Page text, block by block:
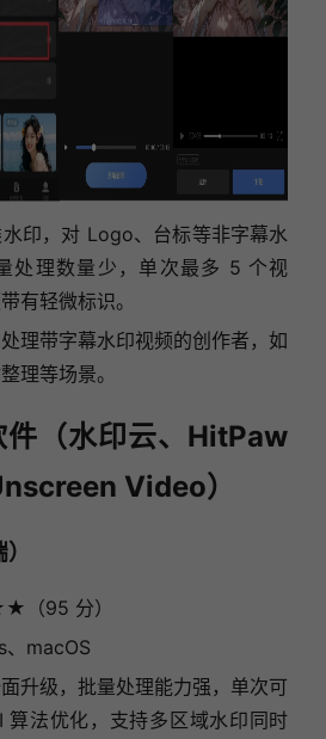
印，对 Logo、台标等非字幕水
处理数量少，单次最多 5 个视
有轻微标识。
理带字幕水印视频的创作者，如
理等场景。
件（水印云、HitPaw
Video）
95 分）
、macOS
升级，批量处理能力强，单次可
法优化，支持多区域水印同时